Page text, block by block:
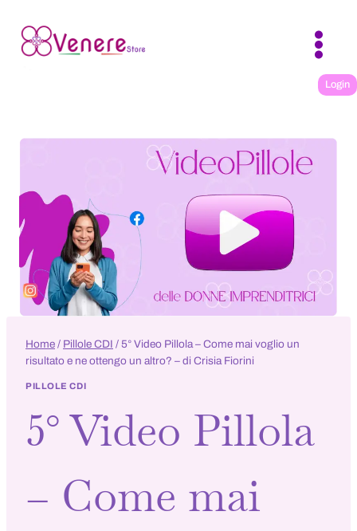
contenuto
Login
Home / Pillole CDI / 5° Video Pillola – Come mai voglio un
risultato e ne ottengo un altro? – di Crisia Fiorini
PILLOLE CDI
5° Video Pillola
– Come mai